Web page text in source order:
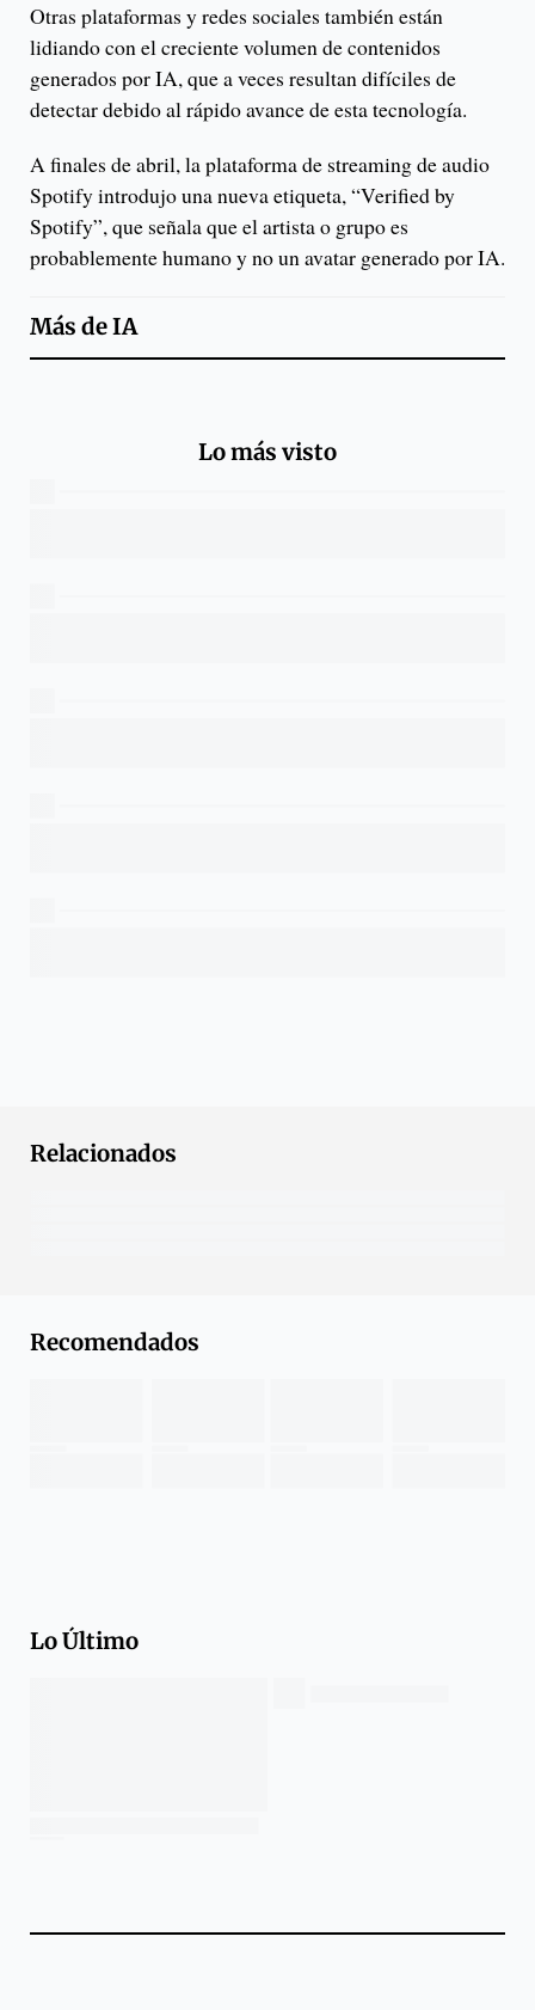
Otras plataformas y redes sociales también están
lidiando con el creciente volumen de contenidos
generados por IA, que a veces resultan difíciles de
detectar debido al rápido avance de esta tecnología.
A finales de abril, la plataforma de streaming de audio
Spotify introdujo una nueva etiqueta, “Verified by
Spotify”, que señala que el artista o grupo es
probablemente humano y no un avatar generado por IA.
Más deIA
Lo más visto
Relacionados
Recomendados
Lo Último